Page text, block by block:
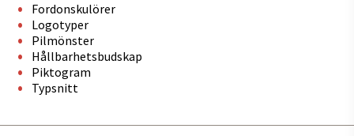
Fordonskulörer
Logotyper
Pilmönster
Hållbarhetsbudskap
Piktogram
Typsnitt